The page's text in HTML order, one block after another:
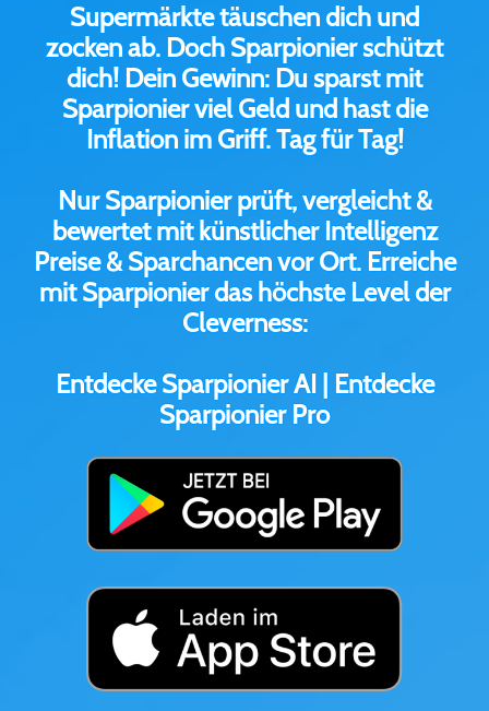
Supermärkte täuschen dich und
zocken ab. Doch Sparpionier schützt
dich! Dein Gewinn: Du sparst mit
Sparpionier viel Geld und hast die
Inflation im Griff. Tag für Tag!
Nur Sparpionier prüft, vergleicht &
bewertet mit künstlicher Intelligenz
Preise & Sparchancen vor Ort. Erreiche
mit Sparpionier das höchste Level der
Cleverness:
Entdecke Sparpionier AI | Entdecke
Sparpionier Pro